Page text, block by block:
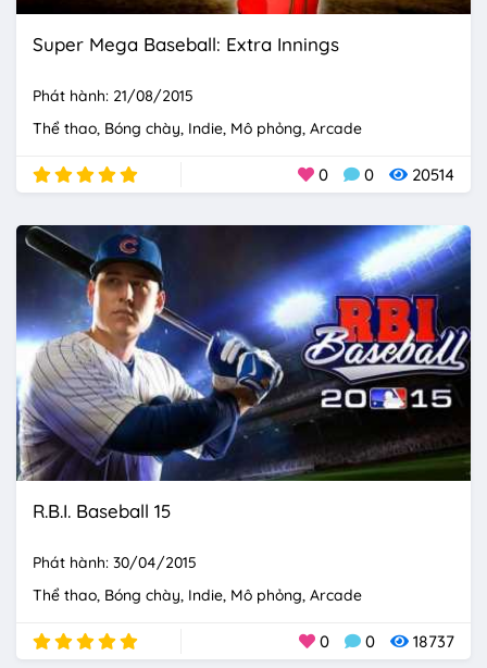
Super Mega Baseball: Extra Innings
Phát hành: 21/08/2015
Thể thao Bóng chày Indie Mô phỏng Arcade
0 0 20514
R.B.I. Baseball 15
Phát hành: 30/04/2015
Thể thao Bóng chày Indie Mô phỏng Arcade
0 0 18737